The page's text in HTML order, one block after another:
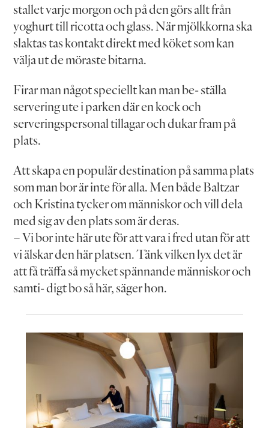
stallet varje morgon och på den görs allt från
yoghurt till ricotta och glass. När mjölkkorna ska
slaktas tas kontakt direkt med köket som kan
välja ut de möraste bitarna.
Firar man något speciellt kan man be- ställa
servering ute i parken där en kock och
serveringspersonal tillagar och dukar fram på
plats.
Att skapa en populär destination på samma plats
som man bor är inte för alla. Men både Baltzar
och Kristina tycker om människor och vill dela
med sig av den plats som är deras.
– Vi bor inte här ute för att vara i fred utan för att
vi älskar den här platsen. Tänk vilken lyx det är
att få träffa så mycket spännande människor och
samti- digt bo så här, säger hon.